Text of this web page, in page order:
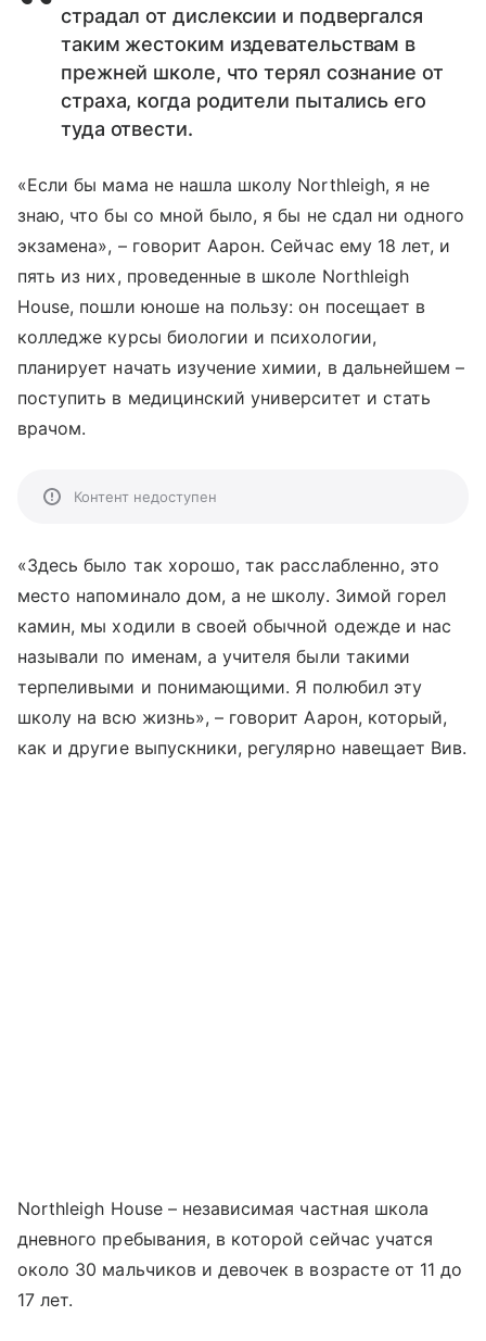
страдал от дислексии и подвергался
таким жестоким издевательствам в
прежней школе, что терял сознание от
страха, когда родители пытались его
туда отвести.
«Если бы мама не нашла школу Northleigh, я не
знаю, что бы со мной было, я бы не сдал ни одного
экзамена», – говорит Аарон. Сейчас ему 18 лет, и
пять из них, проведенные в школе Northleigh
House, пошли юноше на пользу: он посещает в
колледже курсы биологии и психологии,
планирует начать изучение химии, в дальнейшем –
поступить в медицинский университет и стать
врачом.
Контент недоступен
«Здесь было так хорошо, так расслабленно, это
место напоминало дом, а не школу. Зимой горел
камин, мы ходили в своей обычной одежде и нас
называли по именам, а учителя были такими
терпеливыми и понимающими. Я полюбил эту
школу на всю жизнь», – говорит Аарон, который,
как и другие выпускники, регулярно навещает Вив.
Northleigh House – независимая частная школа
дневного пребывания, в которой сейчас учатся
около 30 мальчиков и девочек в возрасте от 11 до
17 лет.